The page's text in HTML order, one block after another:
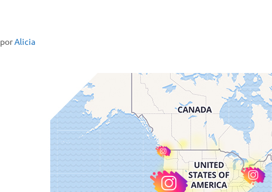
porAlicia